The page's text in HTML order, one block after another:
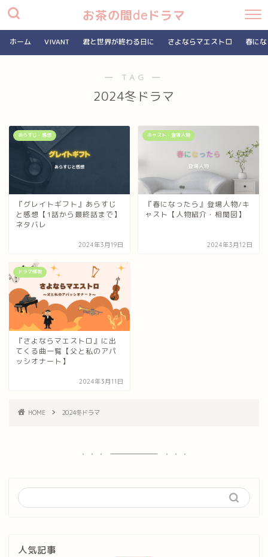
お茶の間deドラマ
ホーム VIVANT 君と世界が終わる日に さよならマエストロ 春に
― TAG ―
2024冬ドラマ
あらすじ・感想
『グレイトギフト』あらすじ
と感想【1話から最終話まで】
ネタバレ
2024年3月19日
キャスト・登場人物
『春になったら』登場人物/キ
ャスト【人物紹介・相関図】
2024年3月12日
ドラマ情報
『さよならマエストロ』に出
てくる曲一覧【父と私のアパ
ッシオナート】
2024年3月11日
HOME 2024冬ドラマ
人気記事